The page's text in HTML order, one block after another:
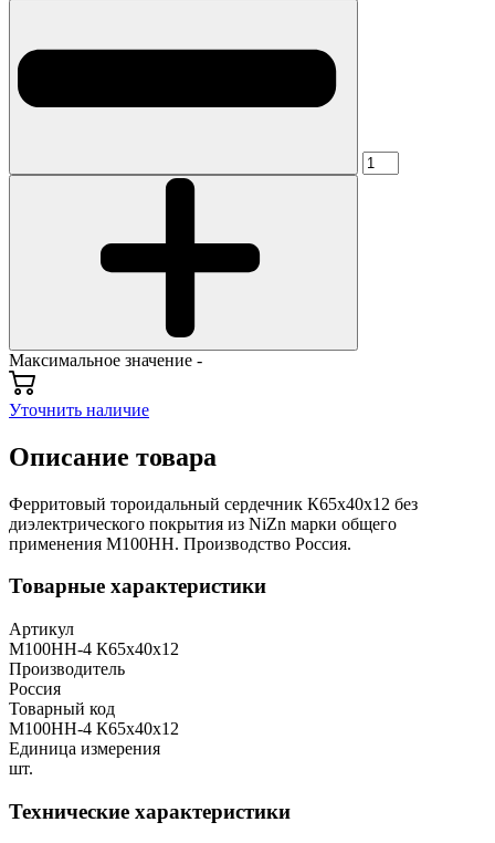
Максимальное значение -
Уточнить наличие
Описание товара
Ферритовый тороидальный сердечник К65х40х12 без
диэлектрического покрытия из NiZn марки общего
применения М100НН. Производство Россия.
Товарные характеристики
Артикул
М100НН-4 К65х40х12
Производитель
Россия
Товарный код
М100НН-4 К65х40х12
Единица измерения
шт.
Технические характеристики